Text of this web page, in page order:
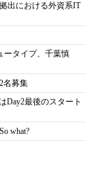
出における外資系IT
ータイプ、千葉慎
名募集
Day2最後のスタート
what?